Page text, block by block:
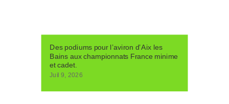
Des podiums pour l’aviron d’Aix les
Bains aux championnats France minime
et cadet.
Juil 9, 2026